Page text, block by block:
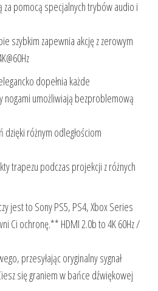
pomocą specjalnych trybów audio i
szybkim zapewnia akcję z zerowym
dopełnia każde
nogami umożliwiają bezproblemową
różnym odległościom
trapezu podczas projekcji z różnych
jest to Sony PS5, PS4, Xbox Series
Ci ochronę.** HDMI 2.0b to 4K 60Hz /
przesyłając oryginalny sygnał
się graniem w bańce dźwiękowej